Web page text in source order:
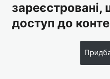
доступ до